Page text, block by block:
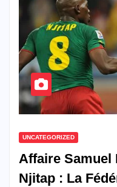
UNCATEGORIZED
Affaire Samuel
Njitap : La